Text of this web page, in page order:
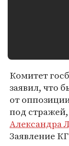
Комитет
заявил, что
от
под
Александра
Заявление